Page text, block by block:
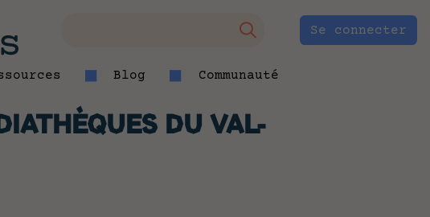
Se connecter
Blog Communauté
DU VAL-